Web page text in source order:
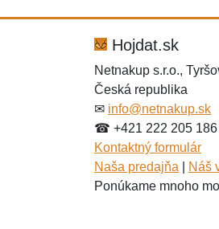
Hojdat.sk
Netnakup s.r.o.,
Česká republika
✉ info@netnakup.sk
☎ +421 222 205 186
Kontaktný formulár
Naša predajňa
Náš
Ponúkame mnoho